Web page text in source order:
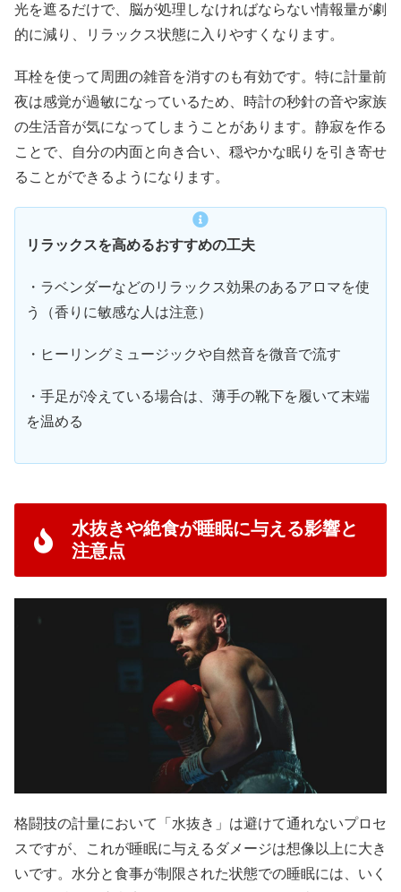
光を遮るだけで、脳が処理しなければならない情報量が劇
的に減り、リラックス状態に入りやすくなります。
耳栓を使って周囲の雑音を消すのも有効です。特に計量前
夜は感覚が過敏になっているため、時計の秒針の音や家族
の生活音が気になってしまうことがあります。静寂を作る
ことで、自分の内面と向き合い、穏やかな眠りを引き寄せ
ることができるようになります。
リラックスを高めるおすすめの工夫
・ラベンダーなどのリラックス効果のあるアロマを使
う（香りに敏感な人は注意）
・ヒーリングミュージックや自然音を微音で流す
・手足が冷えている場合は、薄手の靴下を履いて末端
を温める
水抜きや絶食が睡眠に与える影響と
注意点
格闘技の計量において「水抜き」は避けて通れないプロセ
スですが、これが睡眠に与えるダメージは想像以上に大き
いです。水分と食事が制限された状態での睡眠には、いく